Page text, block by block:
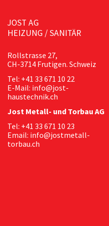
JOST AG
HEIZUNG / SANITÄR
Rollstrasse 27,
CH-3714 Frutigen. Schweiz
Tel: +41 33 671 10 22
E-Mail: info@jost-
haustechnik.ch
Jost Metall- und Torbau AG
Tel: +41 33 671 10 23
Email: info@jostmetall-
torbau.ch